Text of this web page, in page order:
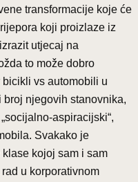
transformacije koje će
koji proizlaze iz
utjecaj na
to može dobro
vs automobili u
njegovih stanovnika,
aspiracijski“,
Svakako je
kojoj sam i sam
u korporativnom